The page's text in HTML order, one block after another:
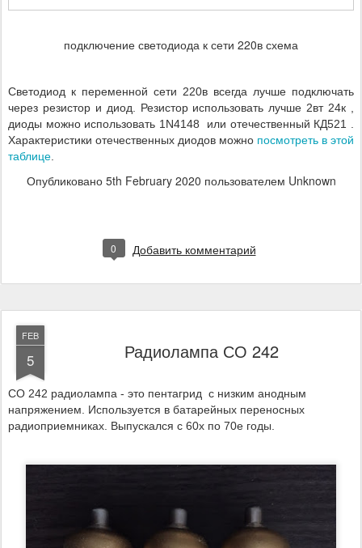
подключение светодиода к сети 220в схема
Светодиод к переменной сети 220в всегда лучше подключать
через резистор и диод. Резистор использовать лучше 2вт 24к ,
диоды можно использовать 1N4148 или отечественный КД521 .
Характеристики отечественных диодов можно посмотреть в этой
таблице
Опубликовано 5th February 2020 пользователем Unknown
0 Добавить комментарий
FEB
5 Радиолампа СО 242
СО 242 радиолампа - это пентагрид с низким анодным
напряжением. Используется в батарейных переносных
радиоприемниках. Выпускался с 60х по 70е годы.